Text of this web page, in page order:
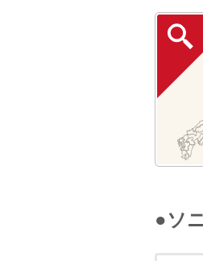
●ソ